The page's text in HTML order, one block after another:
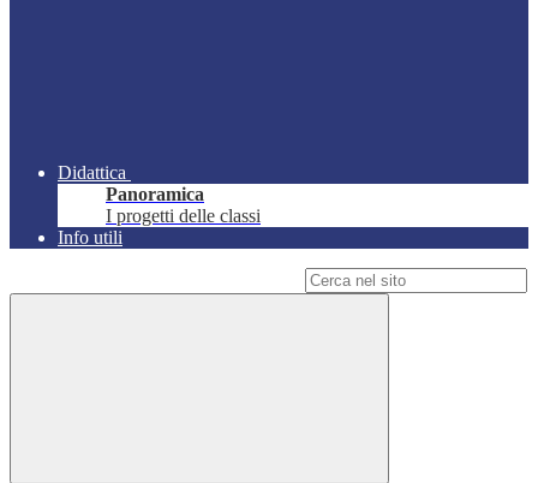
Didattica
Panoramica
I progetti delle classi
Info utili